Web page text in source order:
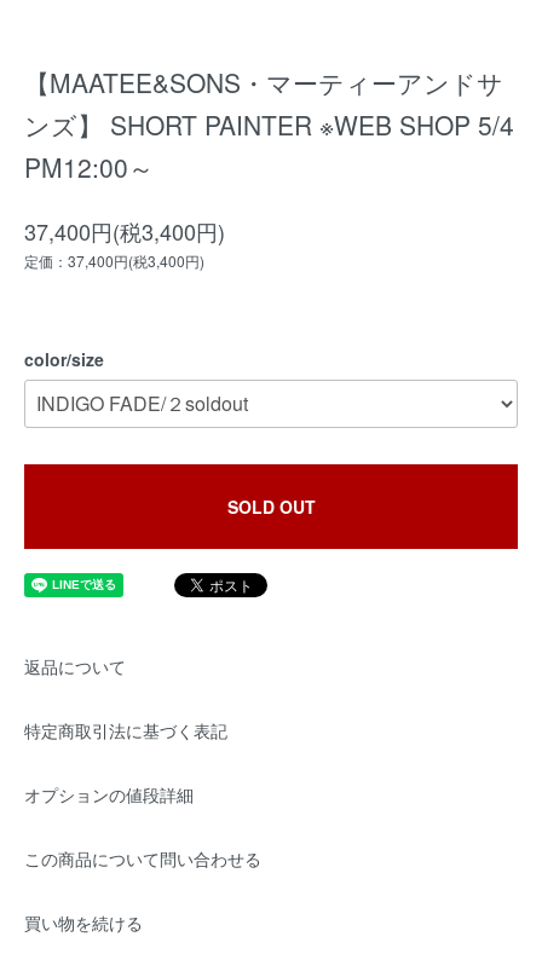
【MAATEE&SONS・マーティーアンドサ
ンズ】 SHORT PAINTER ※WEB SHOP 5/4
PM12:00～
37,400円(税3,400円)
定価：37,400円(税3,400円)
color/size
SOLD OUT
返品について
特定商取引法に基づく表記
オプションの値段詳細
この商品について問い合わせる
買い物を続ける